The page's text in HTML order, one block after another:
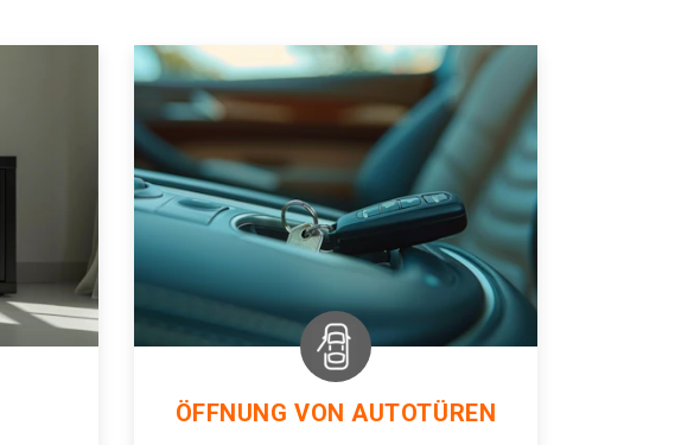
ÖFFNUNG VON AUTOTÜREN